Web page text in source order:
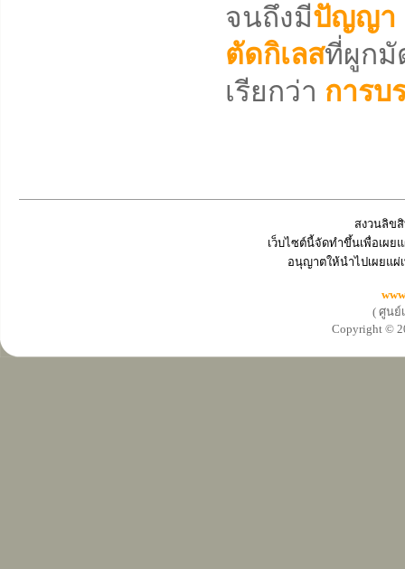
จนถึงมีปัญญา
ตัดกิเลสที่ผูกมั
เรียกว่า การบ
สงวนลิข
เว็บไซต์นี้จัดทำขึ้นเพื่อเผ
อนุญาตให้นำไปเผยแ
( ศูนย์
Copyright ©